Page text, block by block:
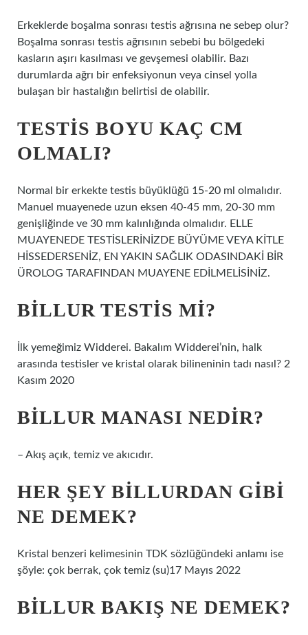
Erkeklerde boşalma sonrası testis ağrısına ne sebep olur?
Boşalma sonrası testis ağrısının sebebi bu bölgedeki
kasların aşırı kasılması ve gevşemesi olabilir. Bazı
durumlarda ağrı bir enfeksiyonun veya cinsel yolla
bulaşan bir hastalığın belirtisi de olabilir.
TESTIS BOYU KAÇ CM
OLMALI?
Normal bir erkekte testis büyüklüğü 15-20 ml olmalıdır.
Manuel muayenede uzun eksen 40-45 mm, 20-30 mm
genişliğinde ve 30 mm kalınlığında olmalıdır. ELLE
MUAYENEDE TESTİSLERİNİZDE BÜYÜME VEYA KİTLE
HİSSEDERSENİZ, EN YAKIN SAĞLIK ODASINDAKİ BİR
ÜROLOG TARAFINDAN MUAYENE EDİLMELİSİNİZ.
BILLUR TESTIS MI?
İlk yemeğimiz Widderei. Bakalım Widderei’nin, halk
arasında testisler ve kristal olarak bilineninin tadı nasıl? 2
Kasım 2020
BILLUR MANASI NEDIR?
– Akış açık, temiz ve akıcıdır.
HER ŞEY BILLURDAN GIBI
NE DEMEK?
Kristal benzeri kelimesinin TDK sözlüğündeki anlamı ise
şöyle: çok berrak, çok temiz (su)17 Mayıs 2022
BILLUR BAKIŞ NE DEMEK?